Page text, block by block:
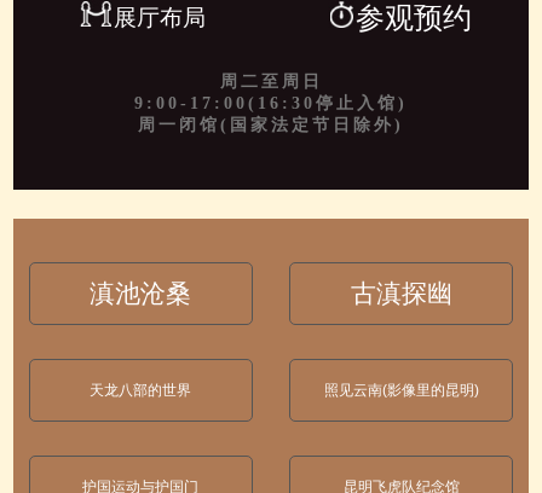
展厅布局 参观预约
周二至周日
9:00-17:00(16:30停止入馆)
周一闭馆(国家法定节日除外)
滇池沧桑 古滇探幽
天龙八部的世界 照见云南(影像里的昆明)
护国运动与护国门 昆明飞虎队纪念馆